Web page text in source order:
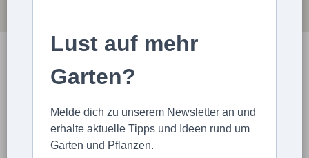
LOGIN
STARTSEITE LOGIN
Lust auf mehr
Garten?
Melde dich zu unserem Newsletter an und
erhalte aktuelle Tipps und Ideen rund um
Garten und Pflanzen.